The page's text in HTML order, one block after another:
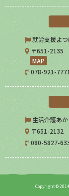
就労支援よ
〒651-2135
MAP
078-921-
生活介護あか
〒651-2132
080-5827-
Copyright ©